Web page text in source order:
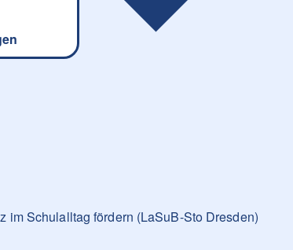
im Schulalltag fördern (LaSuB-Sto Dresden)